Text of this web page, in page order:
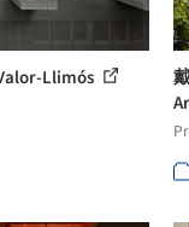
Llimós